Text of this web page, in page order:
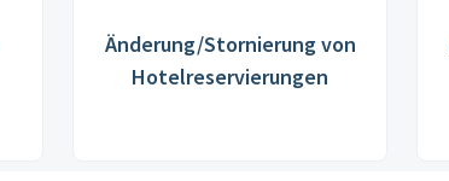
Änderung/Stornierung von
Hotelreservierungen